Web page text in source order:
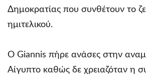
Δημοκρατίας που συνθέτουν το
ημιτελικού.
Ο Giannis πήρε ανάσες στην
Αίγυπτο καθώς δε χρειαζόταν η